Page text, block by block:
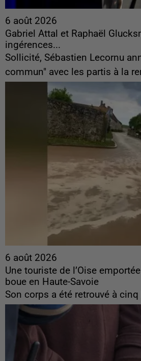
6 août 2026
Gabriel Attal et Raphaël
ingérences...
Sollicité, Sébastien Lecornu
commun" avec les partis à la
6 août 2026
Une touriste de l’Oise
boue en Haute-Savoie
Son corps a été retrouvé à